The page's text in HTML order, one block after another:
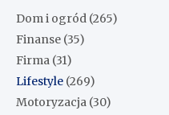
Dom i ogród (265)
Finanse (35)
Firma (31)
Lifestyle (269)
Motoryzacja (30)